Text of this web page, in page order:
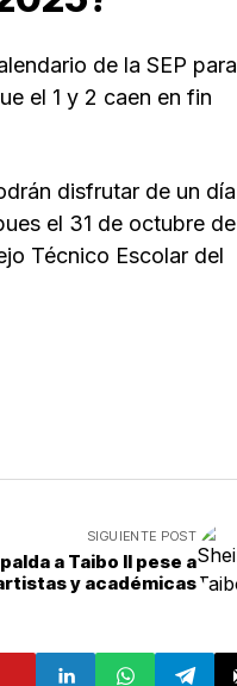
de la SEP para
el 1 y 2 caen en fin
disfrutar de un día
el 31 de octubre de
Técnico Escolar del
SIGUIENTE POST
a Taibo II pese a
y académicas